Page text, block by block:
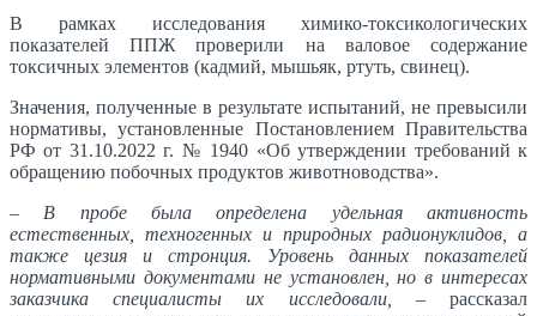
В рамках исследования химико-токсикологических
показателей ППЖ проверили на валовое содержание
токсичных элементов (кадмий, мышьяк, ртуть, свинец).
Значения, полученные в результате испытаний, не превысили
нормативы, установленные Постановлением Правительства
РФ от 31.10.2022 г. № 1940 «Об утверждении требований к
обращению побочных продуктов животноводства».
– В пробе была определена удельная активность
естественных, техногенных и природных радионуклидов, а
также цезия и стронция. Уровень данных показателей
нормативными документами не установлен, но в интересах
заказчика специалисты их исследовали,
– рассказал